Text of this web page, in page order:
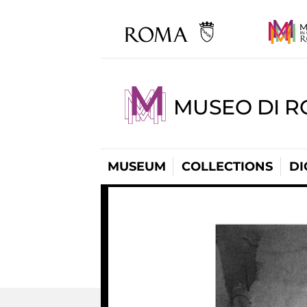
MUSEO DI
MUSEUM COLLECTIONS